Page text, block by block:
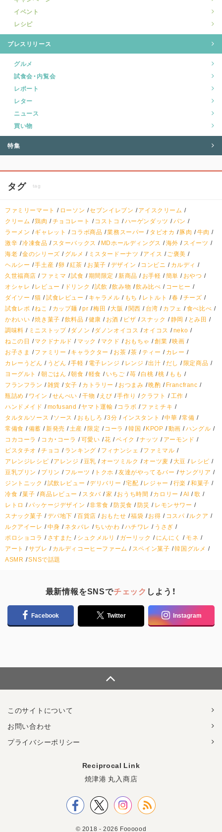
イベント
レシピ
プレスリリース
グルメ
試食会・内覧会
レポート
レター
ニュース
買い物
特集
タグ tag
ファミリーマート ローソン セブンイレブン
アイスクリーム
クリーム
鶏肉 チョコレート コストコ ハーゲンダッツ
パン
ラーメン
ギャレット コラボ商品 業務スーパー タピオカ 豚肉
牛肉
激辛 冷凍食品 スターバックス MDホールディングス 海外
スイーツ
海老 金のシリーズ グルメ ミスタードーナツ アイス
ご褒美
ヘルシー
手土産 卵 紅茶 お菓子 デザイン コンビニ
カルディ
久世福商店
ファミマ 試食 期間限定 新商品 お手軽 簡単
おやつ
オシャレ
レビュー ドリンク 試飲 飲み物 飲み比べ
コーヒー
ダイソー
猫 試食レビュー キャラメル もち レトルト 春
チーズ
試食レポ ねこ カップ麺 pr 梅田 大阪 関西 台湾 カフェ
食べ比べ
かわいい 焼き菓子 飲料品 健康 お酒 ピザ スナック 静岡
とみ田
調味料
ミニストップ ダノン ダノンオイコス オイコス
neko
ねこの日
マクドナルド マック マクド おもちゃ 創業 映画
お子さま
ファミリー キャラクター お茶 茶 ティー
カレー
カレーうどん
うどん 手軽 電子レンジ レンジ 出汁 だし
限定商品
ヨーグルト
朝ごはん 朝食 軽食 いちご 苺 白桃 桃
もも
フランフラン
雑貨 女子 カトラリー おつまみ 晩酌
Francfranc
瓶詰め
ワイン せんべい 干物 えび 手作り クラフト
工作
ハンドメイド
mofusand ヤマト運輸 コラボ
ファミチキ
タルタルソース
ソース おもしろ 3分 インスタント 中華 常備
常備食
備蓄 新発売 土産 限定 コーラ 韓国 KPOP 動画
ハングル
コカコーラ
コカ・コーラ 可愛い 花 ベイク ナッツ
アーモンド
ピスタチオ
チョコ ランキング フィナンシェ
ファミマル
アレンジレシピ
アレンジ 豆乳 オーツミルク オーツ麦 大豆
レシピ
豆乳プリン
プリン フルーツ トクホ 友達がやってるバー
サングリア
ジントニック
試飲レビュー デリバリー 宅配 レジャー 行楽
和菓子
冷食 菓子 商品レビュー スタバ 家 おうち時間 カロリー AI
歌
レトロ
パッケージデザイン 非常食 防災食 防災
レモンサワー
スナック菓子
デパ地下 百貨店 おもたせ 福袋 お得 コスパ
ルクア
ルクアイーレ
中身 ネタバレ ちいかわ ハチワレ
うさぎ
ポロショコラ
さすまた シュクメルリ ガーリック にんにく
モネ
アート
サブレ カルディコーヒーファーム スペイン菓子 韓国グルメ
ASMR
SNSで話題
最新情報をSNSでチェック しよう！
Facebook Twitter Instagram
このサイトについて
お問い合わせ
プライバシーポリシー
Reciprocal Link
焼津港 丸入商店
© 2018 - 2026 Foooood